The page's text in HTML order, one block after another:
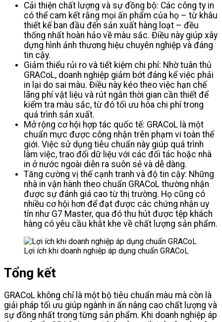
Cải thiện chất lượng và sự đồng bộ: Các công ty in
có thể cam kết rằng mọi ấn phẩm của họ – từ khâu
thiết kế ban đầu đến sản xuất hàng loạt – đều
thống nhất hoàn hảo về màu sắc. Điều này giúp xây
dựng hình ảnh thương hiệu chuyên nghiệp và đáng
tin cậy.
Giảm thiểu rủi ro và tiết kiệm chi phí: Nhờ tuân thủ
GRACoL, doanh nghiệp giảm bớt đáng kể việc phải
in lại do sai màu. Điều này kéo theo việc hạn chế
lãng phí vật liệu và rút ngắn thời gian cần thiết để
kiểm tra màu sắc, từ đó tối ưu hóa chi phí trong
quá trình sản xuất.
Mở rộng cơ hội hợp tác quốc tế: GRACoL là một
chuẩn mực được công nhận trên phạm vi toàn thế
giới. Việc sử dụng tiêu chuẩn này giúp quá trình
làm việc, trao đổi dữ liệu với các đối tác hoặc nhà
in ở nước ngoài diễn ra suôn sẻ và dễ dàng.
Tăng cường vị thế cạnh tranh và độ tin cậy: Những
nhà in vận hành theo chuẩn GRACoL thường nhận
được sự đánh giá cao từ thị trường. Họ cũng có
nhiều cơ hội hơn để đạt được các chứng nhận uy
tín như G7 Master, qua đó thu hút được tệp khách
hàng có yêu cầu khắt khe về chất lượng sản phẩm.
Lợi ích khi doanh nghiệp áp dụng chuẩn GRACoL
Tổng kết
GRACoL không chỉ là một bộ tiêu chuẩn màu mà còn là
giải pháp tối ưu giúp ngành in ấn nâng cao chất lượng và
sự đồng nhất trong từng sản phẩm. Khi doanh nghiệp áp